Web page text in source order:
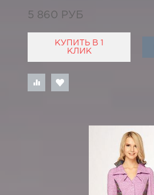
5 860 РУБ
КУПИТЬ В 1
КЛИК